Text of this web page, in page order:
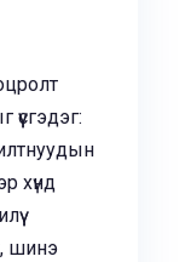
хүнд
шинэ